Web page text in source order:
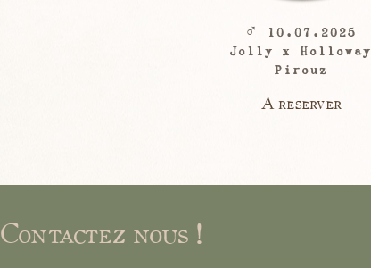
♂ 10.07.2025
Jolly x Holloway
Pirouz
A reserver
Contactez nous !